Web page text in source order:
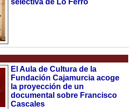
selectiva de Lo Ferro
El Aula de Cultura de la
Fundación Cajamurcia acoge
la proyección de un
documental sobre Francisco
Cascales